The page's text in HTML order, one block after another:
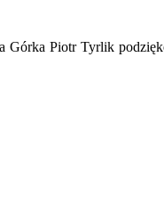
Piotr Tyrlik